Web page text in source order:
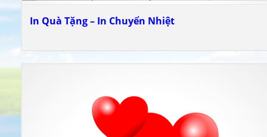
In Quà Tặng – In Chuyển Nhiệt